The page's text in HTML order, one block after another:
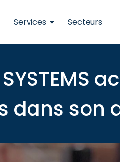
Services Secteurs
dans son